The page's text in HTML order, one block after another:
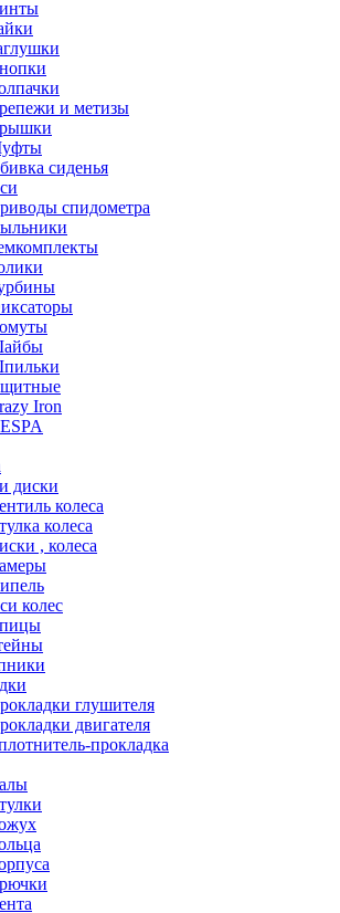
и метизы
сиденья
спидометра
Iron
диски
колеса
колеса
, колеса
колес
глушителя
двигателя
прокладка